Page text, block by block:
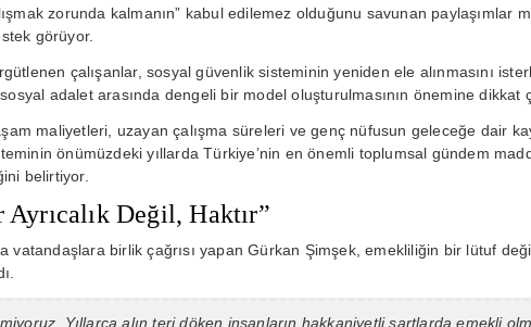
zorunda kalmanın” kabul edilemez olduğunu savunan paylaşımlar
görüyor.
çalışanlar, sosyal güvenlik sisteminin yeniden ele alınmasını
adalet arasında dengeli bir model oluşturulmasının önemine dikkat
maliyetleri, uzayan çalışma süreleri ve genç nüfusun geleceğe dair
önümüzdeki yıllarda Türkiye’nin en önemli toplumsal gündem
belirtiyor.
Değil, Haktır”
vatandaşlara birlik çağrısı yapan Gürkan Şimşek, emekliliğin bir lütuf
Yıllarca alın teri döken insanların hakkaniyetli şartlarda emekli